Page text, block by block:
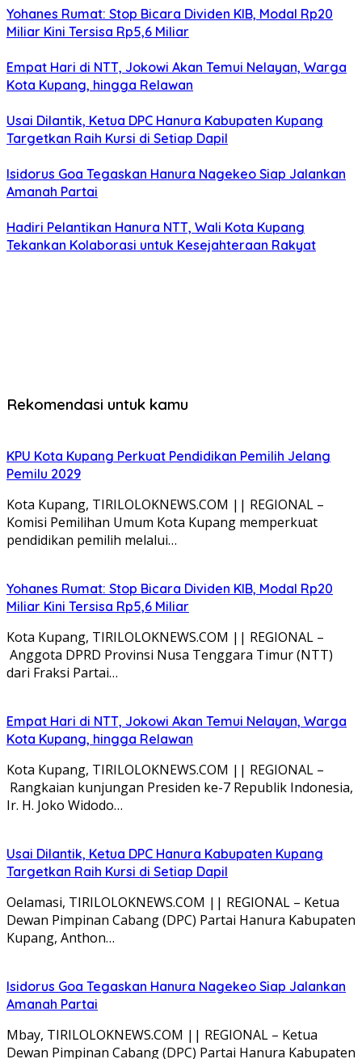
Yohanes Rumat: Stop Bicara Dividen KIB, Modal Rp20
Miliar Kini Tersisa Rp5,6 Miliar
Empat Hari di NTT, Jokowi Akan Temui Nelayan, Warga
Kota Kupang, hingga Relawan
Usai Dilantik, Ketua DPC Hanura Kabupaten Kupang
Targetkan Raih Kursi di Setiap Dapil
Isidorus Goa Tegaskan Hanura Nagekeo Siap Jalankan
Amanah Partai
Hadiri Pelantikan Hanura NTT, Wali Kota Kupang
Tekankan Kolaborasi untuk Kesejahteraan Rakyat
Rekomendasi untuk kamu
KPU Kota Kupang Perkuat Pendidikan Pemilih Jelang
Pemilu 2029
Kota Kupang, TIRILOLOKNEWS.COM || REGIONAL –
Komisi Pemilihan Umum Kota Kupang memperkuat
pendidikan pemilih melalui…
Yohanes Rumat: Stop Bicara Dividen KIB, Modal Rp20
Miliar Kini Tersisa Rp5,6 Miliar
Kota Kupang, TIRILOLOKNEWS.COM || REGIONAL –
Anggota DPRD Provinsi Nusa Tenggara Timur (NTT)
dari Fraksi Partai…
Empat Hari di NTT, Jokowi Akan Temui Nelayan, Warga
Kota Kupang, hingga Relawan
Kota Kupang, TIRILOLOKNEWS.COM || REGIONAL –
Rangkaian kunjungan Presiden ke-7 Republik Indonesia,
Ir. H. Joko Widodo…
Usai Dilantik, Ketua DPC Hanura Kabupaten Kupang
Targetkan Raih Kursi di Setiap Dapil
Oelamasi, TIRILOLOKNEWS.COM || REGIONAL – Ketua
Dewan Pimpinan Cabang (DPC) Partai Hanura Kabupaten
Kupang, Anthon…
Isidorus Goa Tegaskan Hanura Nagekeo Siap Jalankan
Amanah Partai
Mbay, TIRILOLOKNEWS.COM || REGIONAL – Ketua
Dewan Pimpinan Cabang (DPC) Partai Hanura Kabupaten